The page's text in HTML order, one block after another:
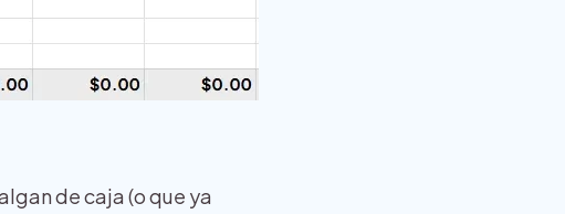
de caja (o que ya